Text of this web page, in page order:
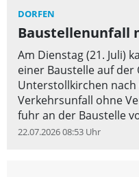
DORFEN
Baustellenunfall
Am Dienstag (21. Juli)
einer Baustelle auf
Unterstollkirchen
Verkehrsunfall ohne
fuhr an der Baustelle
einspurig gesperrt war.
22.07.2026 08:53 Uhr